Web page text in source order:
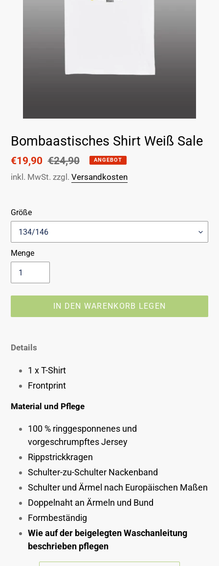
Bombaastisches Shirt Weiß Sale
Sonderpreis
€19,90 Normaler
Preis
€24,90 ANGEBOT
inkl. MwSt. zzgl. Versandkosten
Größe
Menge
IN DEN WARENKORB LEGEN
wird
Warenkorb
hinzugefügt
Details
1 x T-Shirt
Frontprint
Material und Pflege
100 % ringgesponnenes und
vorgeschrumpftes Jersey
Rippstrickkragen
Schulter-zu-Schulter Nackenband
Schulter und Ärmel nach Europäischen Maßen
Doppelnaht an Ärmeln und Bund
Formbeständig
Wie auf der beigelegten Waschanleitung
beschrieben pflegen